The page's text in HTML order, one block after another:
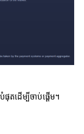
តដើម្បីចាប់ផ្តើម។